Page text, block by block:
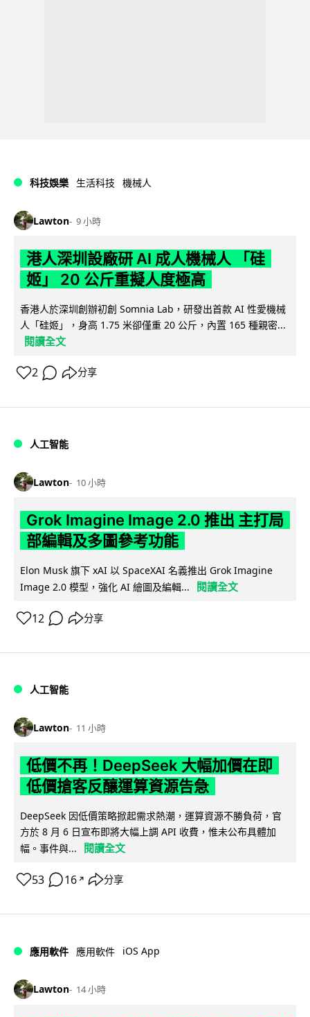
科技娛樂 生活科技 機械人
Lawton 9 小時
港人深圳設廠研 AI 成人機械人 「硅
姬」 20 公斤重擬人度極高
香港人於深圳創辦初創 Somnia Lab，研發出首款 AI 性愛機械
人「硅姬」，身高 1.75 米卻僅重 20 公斤，內置 165 種親密...
閱讀全文
2 分享
人工智能
Lawton 10 小時
Grok Imagine Image 2.0 推出 主打局
部編輯及多圖參考功能
Elon Musk 旗下 xAI 以 SpaceXAI 名義推出 Grok Imagine
Image 2.0 模型，強化 AI 繪圖及編輯...
閱讀全文
12 分享
人工智能
Lawton 11 小時
低價不再！DeepSeek 大幅加價在即
低價搶客反釀運算資源告急
DeepSeek 因低價策略掀起需求熱潮，運算資源不勝負荷，官
方於 8 月 6 日宣布即將大幅上調 API 收費，惟未公布具體加
幅。事件與...
閱讀全文
53 16 ↗ 分享
應用軟件 應用軟件 iOS App
Lawton 14 小時